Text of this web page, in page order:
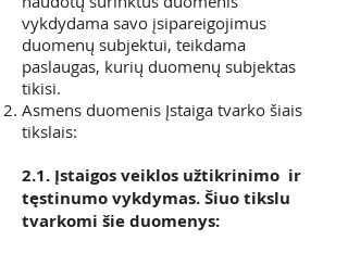
vykdydama savo įsipareigojimus
duomenų subjektui, teikdama
paslaugas, kurių duomenų subjektas
tikisi.
Asmens duomenis Įstaiga tvarko šiais
tikslais:
2.1. Įstaigos veiklos užtikrinimo ir
tęstinumo vykdymas. Šiuo tikslu
tvarkomi šie duomenys: